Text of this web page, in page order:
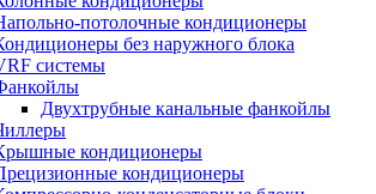
потолочные кондиционеры
без наружного блока
системы
Двухтрубные канальные фанкойлы
кондиционеры
кондиционеры